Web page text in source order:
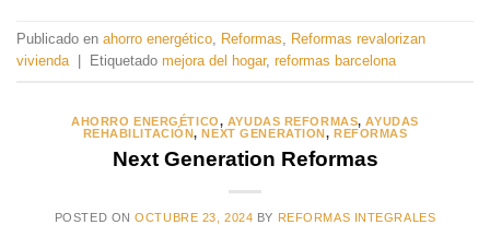
Publicado en ahorro energético, Reformas, Reformas revalorizan
vivienda
Etiquetado mejora del hogar, reformas barcelona
AHORRO ENERGÉTICO, AYUDAS REFORMAS,AYUDAS
REHABILITACIÓN,NEXT GENERATION, REFORMAS
Next Generation Reformas
POSTED ONOCTUBRE 23, 2024 BY REFORMAS INTEGRALES